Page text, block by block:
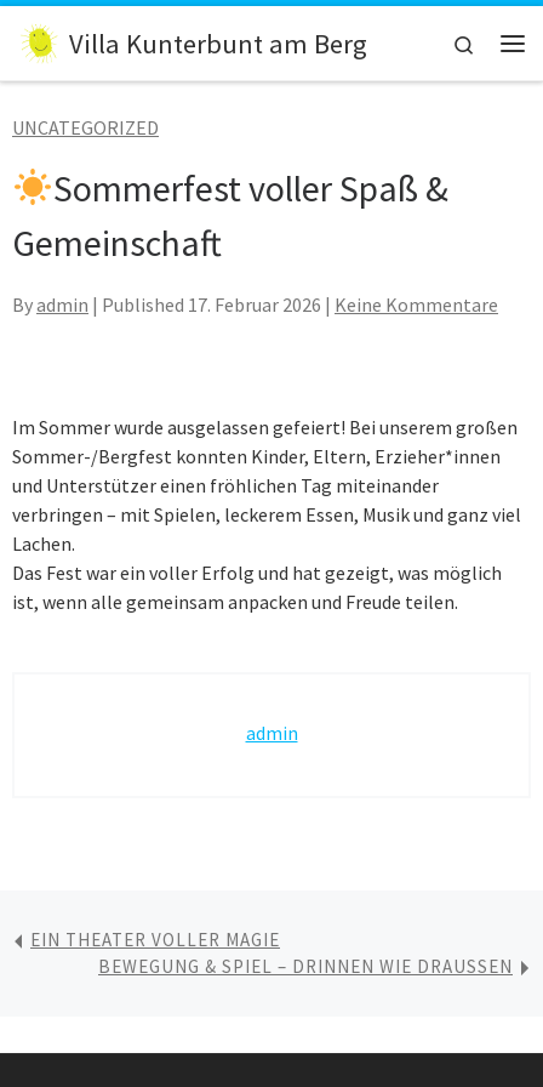
Zum Inhalt springen
Villa Kunterbunt am Berg
Search
UNCATEGORIZED
Sommerfest voller Spaß &
Gemeinschaft
Byadmin | Published 17. Februar 2026 | Keine Kommentare
Im Sommer wurde ausgelassen gefeiert! Bei unserem großen
Sommer-/Bergfest konnten Kinder, Eltern, Erzieher*innen
und Unterstützer einen fröhlichen Tag miteinander
verbringen – mit Spielen, leckerem Essen, Musik und ganz viel
Lachen.
Das Fest war ein voller Erfolg und hat gezeigt, was möglich
ist, wenn alle gemeinsam anpacken und Freude teilen.
admin
EIN THEATER VOLLER MAGIE
BEWEGUNG & SPIEL – DRINNEN WIE DRAUSSEN